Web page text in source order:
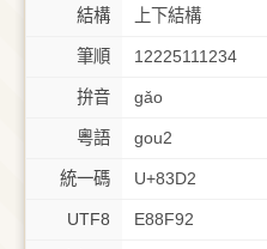
結構 上下結構
筆順 12225111234
拚音 gǎo
粵語 gou2
統一碼 U+83D2
UTF8 E88F92